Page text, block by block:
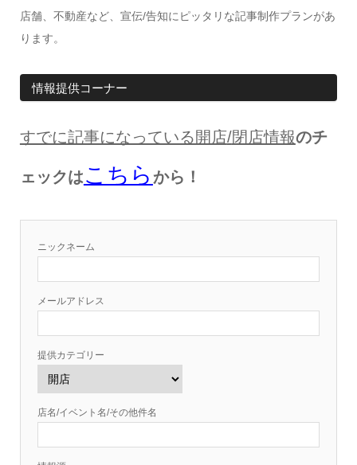
店舗、不動産など、宣伝/告知にピッタリな記事制作プランがあ
ります。
情報提供コーナー
すでに記事になっている開店/閉店情報のチ
ェックはこちら から！
ニックネーム
メールアドレス
提供カテゴリー
店名/イベント名/その他件名